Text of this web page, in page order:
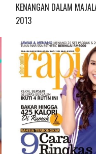
KENANGAN DALAM
2013